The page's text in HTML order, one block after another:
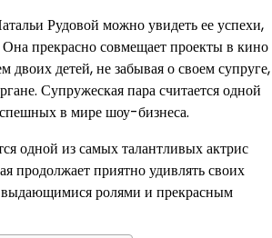
Рудовой можно увидеть ее успехи,
прекрасно совмещает проекты в кино
двоих детей, не забывая о своем супруге,
Супружеская пара считается одной
в мире шоу-бизнеса.
одной из самых талантливых актрис
продолжает приятно удивлять своих
ролями и прекрасным